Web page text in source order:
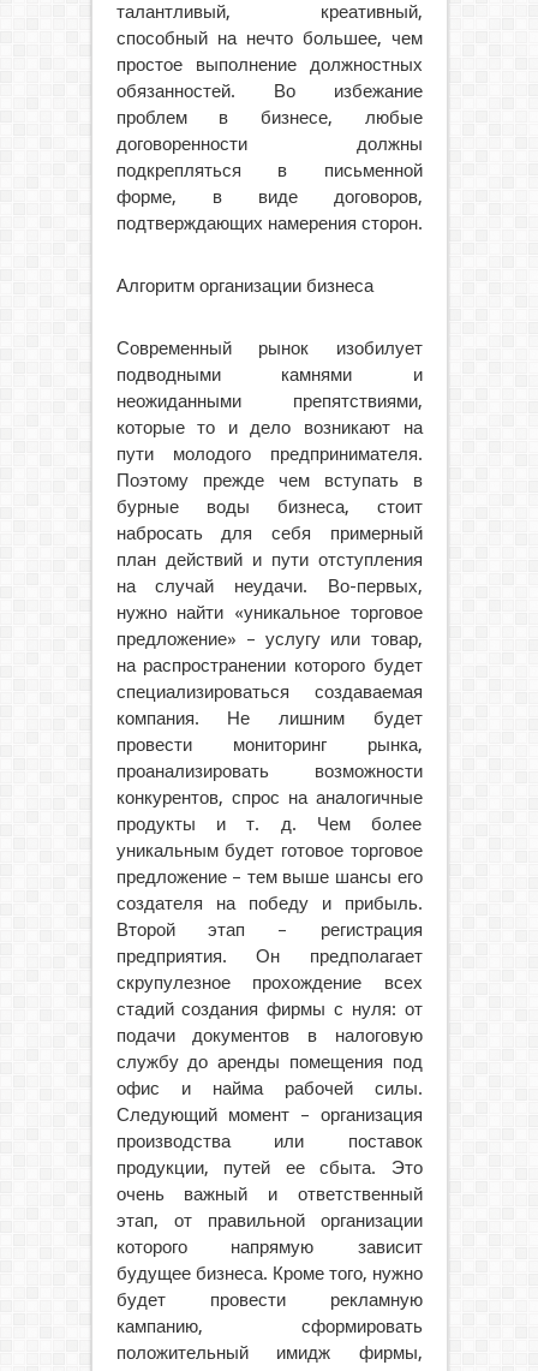
талантливый, креативный,
способный на нечто большее, чем
простое выполнение должностных
обязанностей. Во избежание
проблем в бизнесе, любые
договоренности должны
подкрепляться в письменной
форме, в виде договоров,
подтверждающих намерения сторон.
Алгоритм организации бизнеса
Современный рынок изобилует
подводными камнями и
неожиданными препятствиями,
которые то и дело возникают на
пути молодого предпринимателя.
Поэтому прежде чем вступать в
бурные воды бизнеса, стоит
набросать для себя примерный
план действий и пути отступления
на случай неудачи. Во-первых,
нужно найти «уникальное торговое
предложение» – услугу или товар,
на распространении которого будет
специализироваться создаваемая
компания. Не лишним будет
провести мониторинг рынка,
проанализировать возможности
конкурентов, спрос на аналогичные
продукты и т. д. Чем более
уникальным будет готовое торговое
предложение – тем выше шансы его
создателя на победу и прибыль.
Второй этап – регистрация
предприятия. Он предполагает
скрупулезное прохождение всех
стадий создания фирмы с нуля: от
подачи документов в налоговую
службу до аренды помещения под
офис и найма рабочей силы.
Следующий момент – организация
производства или поставок
продукции, путей ее сбыта. Это
очень важный и ответственный
этап, от правильной организации
которого напрямую зависит
будущее бизнеса. Кроме того, нужно
будет провести рекламную
кампанию, сформировать
положительный имидж фирмы,